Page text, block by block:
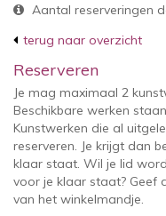
Aantal reserveringen
terug naar overzicht
Reserveren
Je mag maximaal 2
Beschikbare werken
Kunstwerken die al
reserveren. Je krijgt dan
klaar staat. Wil je lid
voor je klaar staat? Geef
van het winkelmandje.